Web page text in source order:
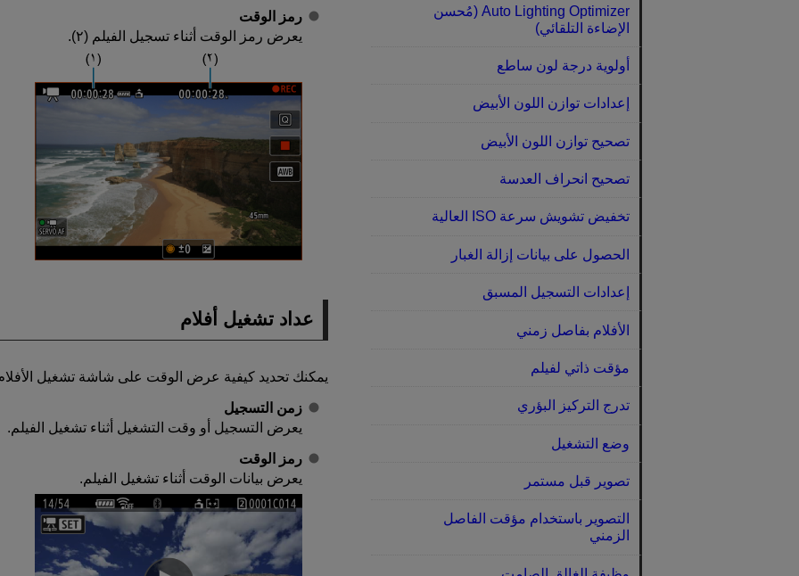
رمز الوقت
يعرض رمز الوقت أثناء تسجيل الفيلم (٢).
عداد تشغيل أفلام
يمكنك تحديد كيفية عرض الوقت على شاشة تشغيل
زمن التسجيل
يعرض التسجيل أو وقت التشغيل أثناء تشغيل الفيلم.
رمز الوقت
يعرض بيانات الوقت أثناء تشغيل الفيلم.
Auto Lighting Optimizer (مُحسن
الإضاءة التلقائي)
أولوية درجة لون ساطع
إعدادات توازن اللون الأبيض
تصحيح توازن اللون الأبيض
تصحيح انحراف العدسة
تخفيض تشويش سرعة ISO العالية
الحصول على بيانات إزالة الغبار
إعدادات التسجيل المسبق
الأفلام بفاصل زمني
مؤقت ذاتي لفيلم
تدرج التركيز البؤري
وضع التشغيل
تصوير قبل مستمر
التصوير باستخدام مؤقت الفاصل
الزمني